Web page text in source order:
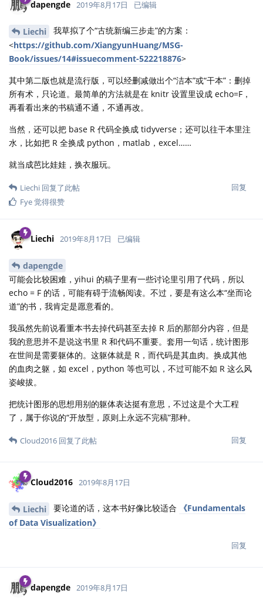
dapengde 2019年8月17日 已编辑
Liechi
我草拟了个“古统新编三步走”的方案：
<https://github.com/XiangyunHuang/MSG-
Book/issues/14#issuecomment-522218876>
其中第二版也就是流行版，可以经删减做出个“洁本”或“干本”：删掉
所有术，只论道。最简单的方法就是在 knitr 设置里设成 echo=F，
再看看出来的书稿通不通，不通再改。
当然，还可以把 base R 代码全换成 tidyverse；还可以往干本里注
水，比如把 R 全换成 python，matlab，excel……
就当成芭比娃娃，换衣服玩。
回复
Liechi 回复了此帖
Fye觉得很赞
Liechi 2019年8月17日 已编辑
dapengde
可能会比较困难，yihui 的稿子里有一些讨论里引用了代码，所以
echo = F 的话，可能有碍于流畅阅读。不过，要是有这么本“坐而论
道”的书，我肯定是愿意看的。
我虽然先前说看重本书去掉代码甚至去掉 R 后的那部分内容，但是
我的意思并不是说这书里 R 和代码不重要。套用一句话，统计图形
在世间是需要躯体的。这躯体就是 R，而代码是其血肉。换成其他
的血肉之躯，如 excel，python 等也可以，不过可能不如 R 这么风
姿峻拔。
把统计图形的思想用别的躯体表达挺有意思，不过这是个大工程
了，属于你说的“开放型，原则上永远不完稿”那种。
回复
Cloud2016 回复了此帖
Cloud2016 2019年8月17日
Liechi 要论道的话，这本书好像比较适合
《Fundamentals
of Data Visualization》
回复
dapengde 2019年8月17日